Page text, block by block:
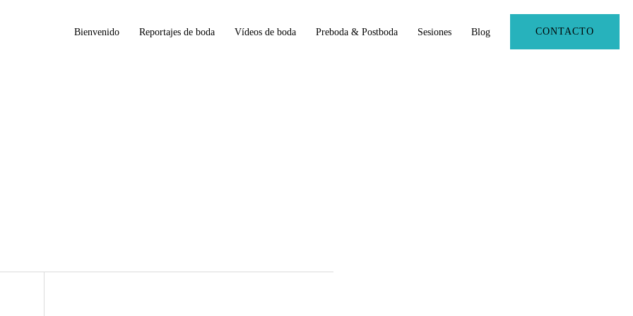
Bienvenido Reportajes de boda Vídeos de boda Preboda & Postboda Sesiones Blog CONTACTO